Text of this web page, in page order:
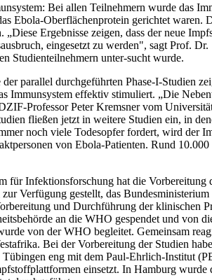
Bei allen Teilnehmern wurde das
Ebola-Oberflächenprotein gerichtet
„Diese Ergebnisse zeigen, dass der neue
eingesetzt zu werden", sagt Prof.
Studienteilnehmern unter-sucht wurde.
der parallel durchgeführten Phase-I-Studien
Immunsystem effektiv stimuliert. „Die
Professor Peter Kremsner vom
fließen jetzt in weitere Studien ein, in
noch viele Todesopfer fordert, wird der
von Ebola-Patienten. Rund
für Infektionsforschung hat die
Verfügung gestellt, das
und Durchführung der klinischen
an die WHO gespendet und von
von der WHO begleitet. Gemeinsam
Bei der Vorbereitung der Studien
eng mit dem Paul-Ehrlich-Institut
einsetzt. In Hamburg